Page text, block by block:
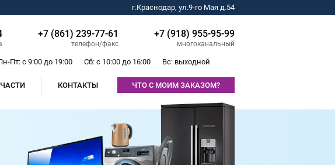
г.Краснодар, ул.9-го Мая д.54
+7 (861) 239-77-61
телефон/факс
+7 (918) 955-95-99
многоканальный
Пт: с 9:00 до 19:00 Сб: с 10:00 до 16:00 Вс: выходной
КОНТАКТЫ ЧТО С МОИМ ЗАКАЗОМ?